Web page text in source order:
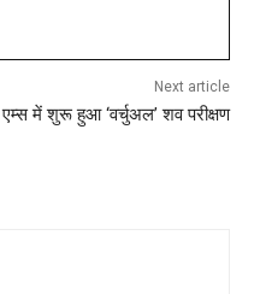
Next article
एम्स में शुरू हुआ ‘वर्चुअल’ शव परीक्षण